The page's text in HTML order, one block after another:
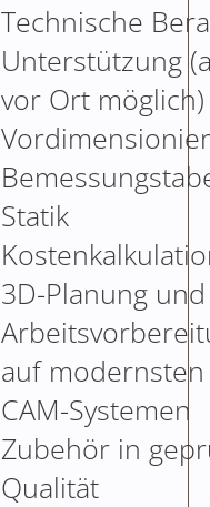
Technische
Unterstützung
vor Ort möglich)
Statik
3D-Planung und
auf modernsten
CAM-Systemen
Zubehör in
Qualität